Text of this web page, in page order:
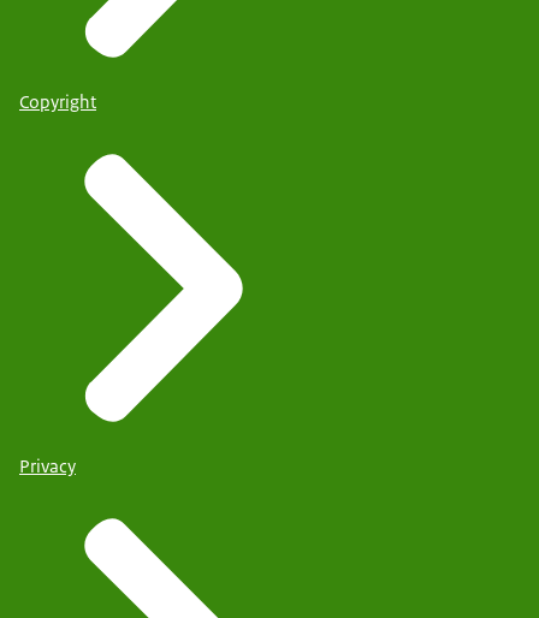
Copyright
Privacy